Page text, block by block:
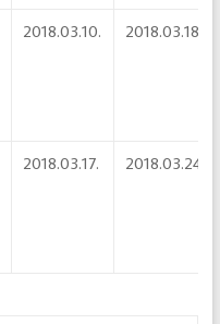
2018.03.10. 2018.03.18.
2018.03.17. 2018.03.24.